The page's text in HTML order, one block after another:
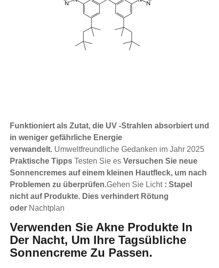
Funktioniert als Zutat, die UV -Strahlen absorbiert und
in weniger gefährliche Energie
verwandelt. Umweltfreundliche Gedanken im Jahr 2025
Praktische Tipps Testen Sie es Versuchen Sie neue
Sonnencremes auf einem kleinen Hautfleck, um nach
Problemen zu überprüfen.Gehen Sie Licht : Stapel
nicht auf Produkte. Dies verhindert Rötung
oder Nachtplan
Verwenden Sie Akne Produkte In
Der Nacht, Um Ihre Tagsübliche
Sonnencreme Zu Passen.